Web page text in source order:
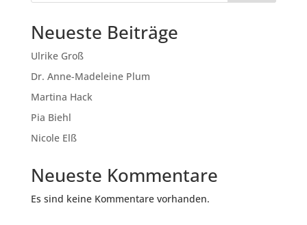
Neueste Beiträge
Ulrike Groß
Dr. Anne-Madeleine Plum
Martina Hack
Pia Biehl
Nicole Elß
Neueste Kommentare
Es sind keine Kommentare vorhanden.